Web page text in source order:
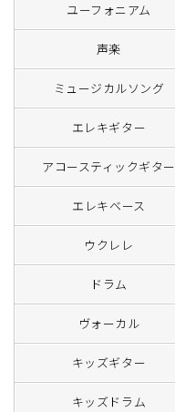
ユーフォニアム
声楽
ミュージカルソング
エレキギター
アコースティックギター
エレキベース
ウクレレ
ドラム
ヴォーカル
キッズギター
キッズドラム